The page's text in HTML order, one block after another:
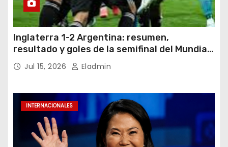
Inglaterra 1-2 Argentina: resumen,
resultado y goles de la semifinal del Mundial
2026Jul 15, 2026 Eladmin
INTERNACIONALES